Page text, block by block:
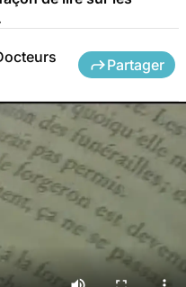
Partager